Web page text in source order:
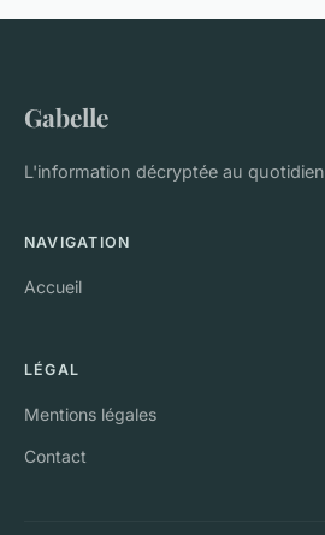
Gabelle
L'information décryptée au quotidien
NAVIGATION
Accueil
LÉGAL
Mentions légales
Contact